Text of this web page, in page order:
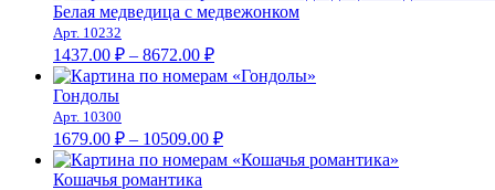
Белая медведица с медвежонком
Арт. 10232
1437.00 ₽ – 8672.00 ₽Диапазон
цен:
8672.00 ₽
Гондолы
Арт. 10300
1679.00 ₽ – 10509.00 ₽Диапазон
цен:
Кошачья романтика